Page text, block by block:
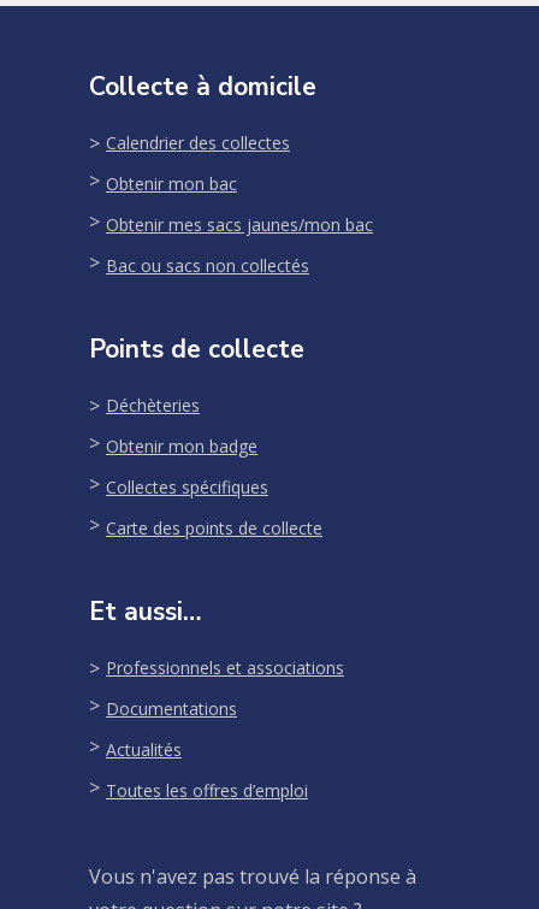
Collecte à domicile
Calendrier des collectes
Obtenir mon bac
Obtenir mes sacs jaunes/mon bac
Bac ou sacs non collectés
Points de collecte
Déchèteries
Obtenir mon badge
Collectes spécifiques
Carte des points de collecte
Et aussi…
Professionnels et associations
Documentations
Actualités
Toutes les offres d’emploi
Vous n'avez pas trouvé la réponse à